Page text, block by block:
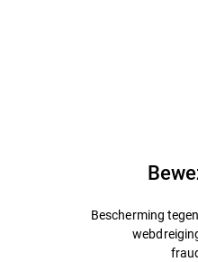
Bescherming